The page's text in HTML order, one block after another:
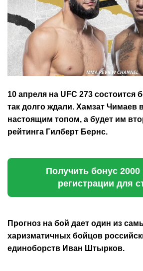
10 апреля на UFC 273 состоится
так долго ждали. Хамзат Чимаев
настоящим топом, а будет им
рейтинга Гилберт Бернс.
Получить бонус 2000
регистрации для
Прогноз на бой дает один из
харизматичных бойцов
единоборств Иван Штырков.